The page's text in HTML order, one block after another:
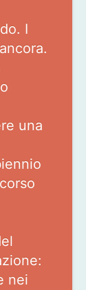
I
una
nei